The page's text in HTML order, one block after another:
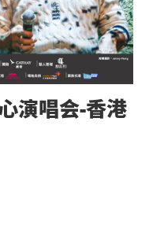
演唱会-香港